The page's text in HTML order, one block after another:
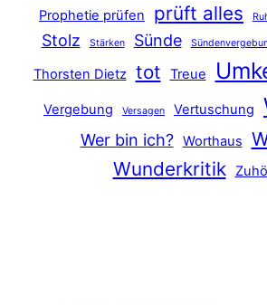
Prophetie prüfen prüft alles
Stolz
Stärken Sünde
Thorsten Dietz tot Treue
Vergebung Versagen Vertuschung
Wer bin ich? Worthaus
Wunderkritik